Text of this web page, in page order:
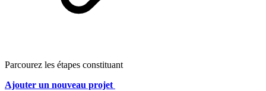
Parcourez les étapes constituant
Ajouter un nouveau projet